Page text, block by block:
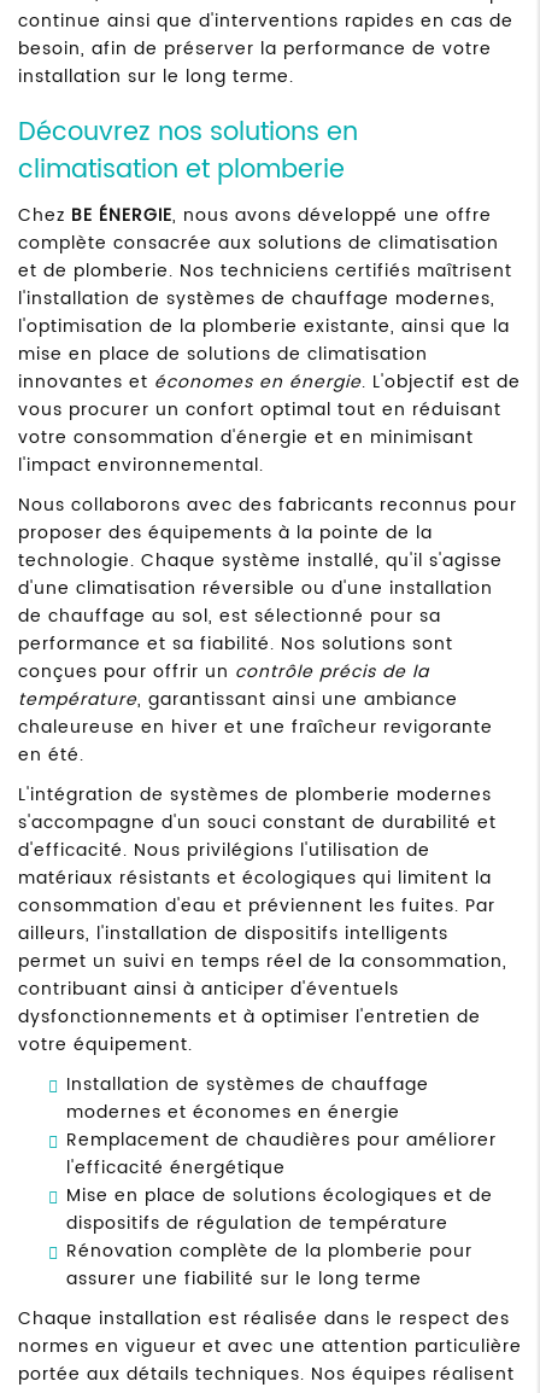
continue ainsi que d'interventions rapides en cas de
besoin, afin de préserver la performance de votre
installation sur le long terme.
Découvrez nos solutions en
climatisation et plomberie
Chez BE ÉNERGIE, nous avons développé une offre
complète consacrée aux solutions de climatisation
et de plomberie. Nos techniciens certifiés maîtrisent
l'installation de systèmes de chauffage modernes,
l'optimisation de la plomberie existante, ainsi que la
mise en place de solutions de climatisation
innovantes et économes en énergie. L'objectif est de
vous procurer un confort optimal tout en réduisant
votre consommation d'énergie et en minimisant
l'impact environnemental.
Nous collaborons avec des fabricants reconnus pour
proposer des équipements à la pointe de la
technologie. Chaque système installé, qu'il s'agisse
d'une climatisation réversible ou d'une installation
de chauffage au sol, est sélectionné pour sa
performance et sa fiabilité. Nos solutions sont
conçues pour offrir un contrôle précis de la
température, garantissant ainsi une ambiance
chaleureuse en hiver et une fraîcheur revigorante
en été.
L'intégration de systèmes de plomberie modernes
s'accompagne d'un souci constant de durabilité et
d'efficacité. Nous privilégions l'utilisation de
matériaux résistants et écologiques qui limitent la
consommation d'eau et préviennent les fuites. Par
ailleurs, l'installation de dispositifs intelligents
permet un suivi en temps réel de la consommation,
contribuant ainsi à anticiper d'éventuels
dysfonctionnements et à optimiser l'entretien de
votre équipement.
Installation de systèmes de chauffage
modernes et économes en énergie
Remplacement de chaudières pour améliorer
l'efficacité énergétique
Mise en place de solutions écologiques et de
dispositifs de régulation de température
Rénovation complète de la plomberie pour
assurer une fiabilité sur le long terme
Chaque installation est réalisée dans le respect des
normes en vigueur et avec une attention particulière
portée aux détails techniques. Nos équipes réalisent